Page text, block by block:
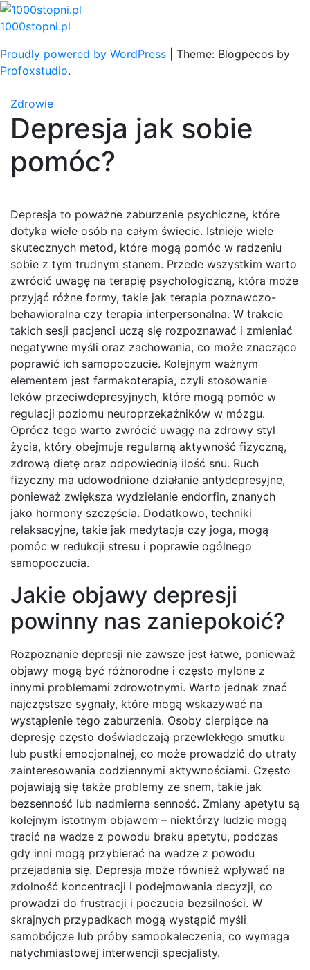
Skip
to
1000stopni.pl
Proudly powered by WordPress
Theme: Blogpecos by
Profoxstudio.
Zdrowie
Depresja jak sobie
pomóc?
Depresja to poważne zaburzenie psychiczne, które
dotyka wiele osób na całym świecie. Istnieje wiele
skutecznych metod, które mogą pomóc w radzeniu
sobie z tym trudnym stanem. Przede wszystkim warto
zwrócić uwagę na terapię psychologiczną, która może
przyjąć różne formy, takie jak terapia poznawczo-
behawioralna czy terapia interpersonalna. W trakcie
takich sesji pacjenci uczą się rozpoznawać i zmieniać
negatywne myśli oraz zachowania, co może znacząco
poprawić ich samopoczucie. Kolejnym ważnym
elementem jest farmakoterapia, czyli stosowanie
leków przeciwdepresyjnych, które mogą pomóc w
regulacji poziomu neuroprzekaźników w mózgu.
Oprócz tego warto zwrócić uwagę na zdrowy styl
życia, który obejmuje regularną aktywność fizyczną,
zdrową dietę oraz odpowiednią ilość snu. Ruch
fizyczny ma udowodnione działanie antydepresyjne,
ponieważ zwiększa wydzielanie endorfin, znanych
jako hormony szczęścia. Dodatkowo, techniki
relaksacyjne, takie jak medytacja czy joga, mogą
pomóc w redukcji stresu i poprawie ogólnego
samopoczucia.
Jakie objawy depresji
powinny nas zaniepokoić?
Rozpoznanie depresji nie zawsze jest łatwe, ponieważ
objawy mogą być różnorodne i często mylone z
innymi problemami zdrowotnymi. Warto jednak znać
najczęstsze sygnały, które mogą wskazywać na
wystąpienie tego zaburzenia. Osoby cierpiące na
depresję często doświadczają przewlekłego smutku
lub pustki emocjonalnej, co może prowadzić do utraty
zainteresowania codziennymi aktywnościami. Często
pojawiają się także problemy ze snem, takie jak
bezsenność lub nadmierna senność. Zmiany apetytu są
kolejnym istotnym objawem – niektórzy ludzie mogą
tracić na wadze z powodu braku apetytu, podczas
gdy inni mogą przybierać na wadze z powodu
przejadania się. Depresja może również wpływać na
zdolność koncentracji i podejmowania decyzji, co
prowadzi do frustracji i poczucia bezsilności. W
skrajnych przypadkach mogą wystąpić myśli
samobójcze lub próby samookaleczenia, co wymaga
natychmiastowej interwencji specjalisty.